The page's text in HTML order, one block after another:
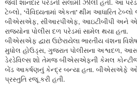
જેવી શાનદાર પરેડની સલામી ઝીલી હતી. આ
ટેબ્લો, ‘વૈવિધ્યતામાં એકતા’ થીમ આધારિત ટેબ્લો
બીએસએફ, સીઆરપીએફ, આઇટીબીપી અને
રાજ્યોના પોલીસ દળ પરેડમાં સામેલ થયા હતા.
બીએસએફ દ્વારા ઉછેરાયેલા ભારતીય વંશના
મુધોલ હોઉડ્સ, ગુજરાત પોલીસના અશ્વદળ,
ડેરડેવિલ્સ શો તેમજ બીએસએફની કેમલ
બેંડ આકર્ષણનું કેન્દ્ર બન્યા હતા. બીએસએફે
પ્રસ્તુતિ રજૂ કરી હતી.